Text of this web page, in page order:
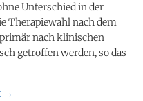
Unterschied in der
Therapiewahl nach dem
nach klinischen
getroffen werden, so das
→